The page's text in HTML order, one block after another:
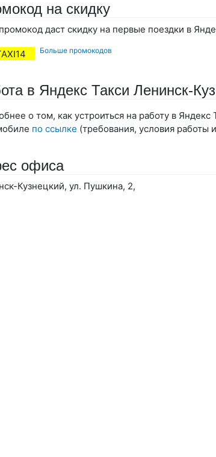
на скидку
даст скидку на первые поездки в
Больше промокодов
в Яндекс Такси Ленинск-
о том, как устроиться на работу в
по ссылке (требования, условия работы
офиса
Кузнецкий, ул. Пушкина, 2,